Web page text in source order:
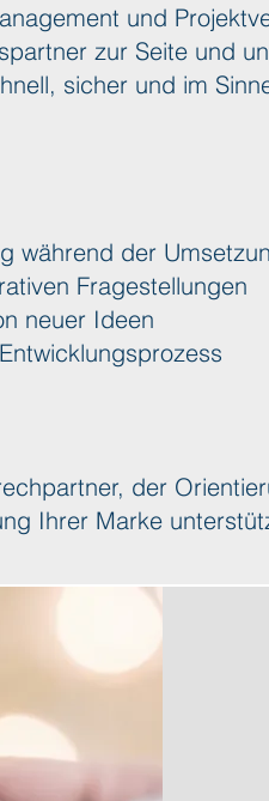
und
zur Seite und
sicher und im
während der
Fragestellungen
neuer Ideen
der
Ihrer Marke